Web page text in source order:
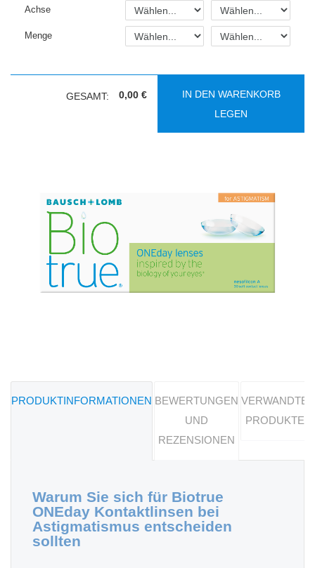
Achse
Menge
GESAMT: 0,00 €
IN DEN WARENKORB
LEGEN
PRODUKTINFORMATIONEN BEWERTUNGEN
UND
REZENSIONEN
VERWANDTE
PRODUKTE
Warum Sie sich für Biotrue
ONEday Kontaktlinsen bei
Astigmatismus entscheiden
sollten